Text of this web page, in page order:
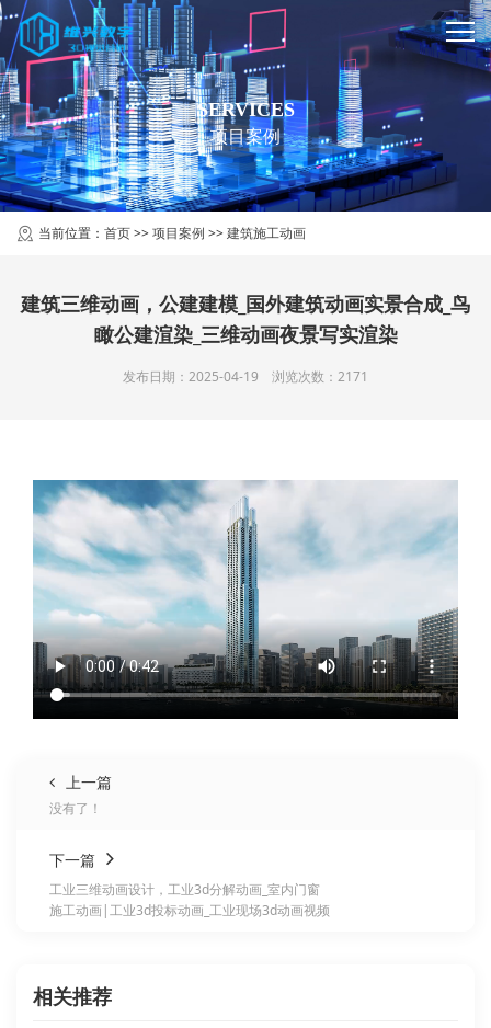
SERVICES
项目案例
当前位置： 首页>>项目案例 >>建筑施工动画
建筑三维动画，公建建模_国外建筑动画实景合成_鸟
瞰公建渲染_三维动画夜景写实渲染
发布日期：2025-04-19 浏览次数：2171
上一篇
没有了！
下一篇
工业三维动画设计，工业3d分解动画_室内门窗
施工动画|工业3d投标动画_工业现场3d动画视频
相关推荐